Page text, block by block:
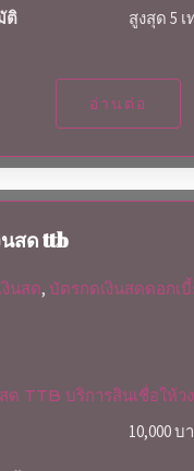
ติ สูงสุด 5
อ่านต่อ
สด ttb
นสด, บัตรกดเงินสดดอกเ
ด TTB บริการสินเชื่อให้วง
10,000